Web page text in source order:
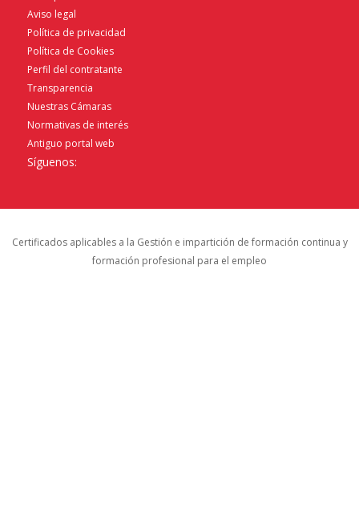
Aviso legal
Política de privacidad
Política de Cookies
Perfil del contratante
Transparencia
Nuestras Cámaras
Normativas de interés
Antiguo portal web
Síguenos:
Certificados aplicables a la Gestión e impartición de formación continua y
formación profesional para el empleo